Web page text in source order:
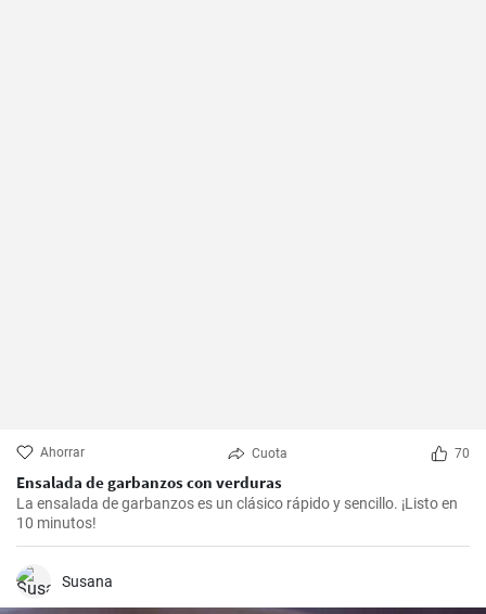
Ahorrar Cuota 70
Ensalada de garbanzos con verduras
La ensalada de garbanzos es un clásico rápido y sencillo. ¡Listo en
10 minutos!
Susana